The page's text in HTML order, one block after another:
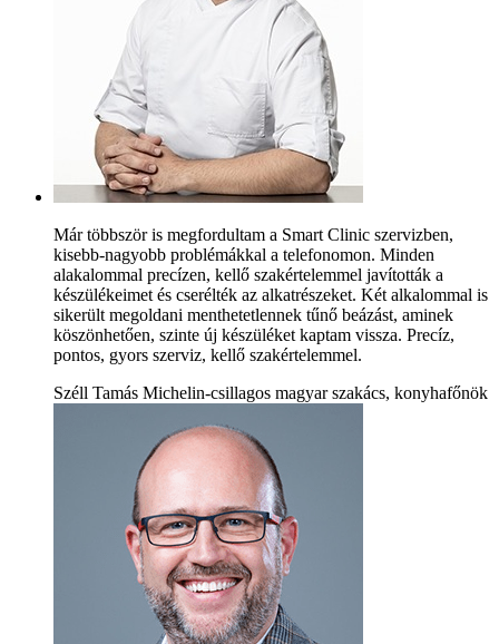
Már többször is megfordultam a Smart Clinic szervizben,
kisebb-nagyobb problémákkal a telefonomon. Minden
alakalommal precízen, kellő szakértelemmel javították a
készülékeimet és cserélték az alkatrészeket. Két alkalommal is
sikerült megoldani menthetetlennek tűnő beázást, aminek
köszönhetően, szinte új készüléket kaptam vissza. Precíz,
pontos, gyors szerviz, kellő szakértelemmel.
Széll Tamás Michelin-csillagos magyar szakács, konyhafőnök